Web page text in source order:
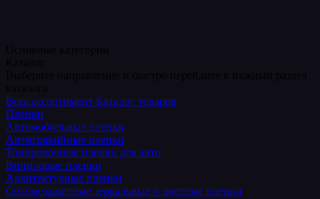
Весь ассортимент Каталог товаров
Пленки
Автомобильные пленки
Антигравийные пленки
Тонировочные пленки для авто
Виниловые пленки
Архитектурные пленки
Солнцезащитные зеркальные и цветные пленки